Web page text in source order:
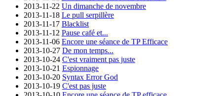
2013-11-22 Un dimanche de novembre
2013-11-18 Le pull serpillère
2013-11-17 Blacklist
2013-11-12 Pause café et...
2013-11-06 Encore une séance de TP Efficace
2013-10-27 De mon temps...
2013-10-24 C'est vraiment pas juste
2013-10-21 Espionnage
2013-10-20 Syntax Error God
2013-10-19 C'est pas juste